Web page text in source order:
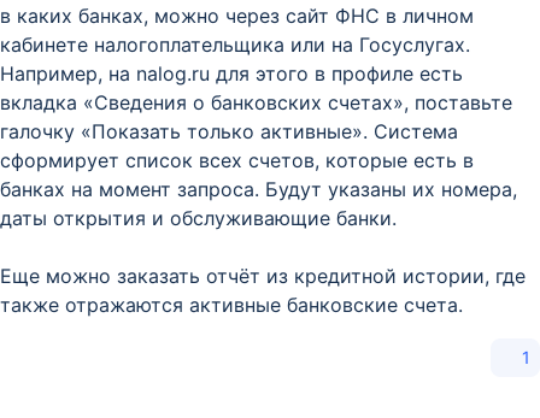
в каких банках, можно через сайт ФНС в личном
кабинете налогоплательщика или на Госуслугах.
Например, на nalog.ru для этого в профиле есть
вкладка «Сведения о банковских счетах», поставьте
галочку «Показать только активные». Система
сформирует список всех счетов, которые есть в
банках на момент запроса. Будут указаны их номера,
даты открытия и обслуживающие банки.
Еще можно заказать отчёт из кредитной истории, где
также отражаются активные банковские счета.
1